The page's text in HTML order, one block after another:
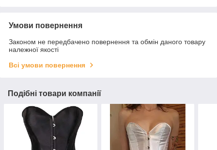
Умови повернення
Законом не передбачено повернення та обмін даного товару
належної якості
Всі умови повернення
Подібні товари компанії